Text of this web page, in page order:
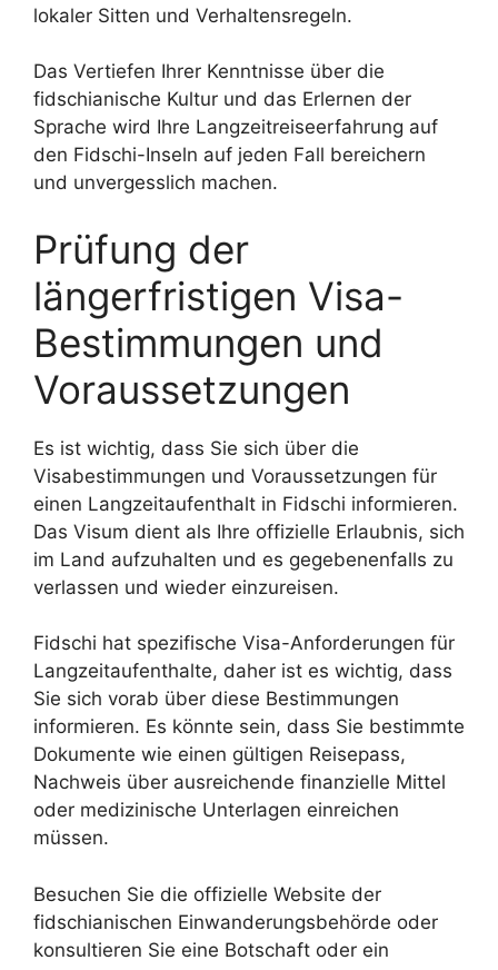
lokaler Sitten und Verhaltensregeln.
Das Vertiefen Ihrer Kenntnisse über die
fidschianische Kultur und das Erlernen der
Sprache wird Ihre Langzeitreiseerfahrung auf
den Fidschi-Inseln auf jeden Fall bereichern
und unvergesslich machen.
Prüfung der
längerfristigen Visa-
Bestimmungen und
Voraussetzungen
Es ist wichtig, dass Sie sich über die
Visabestimmungen und Voraussetzungen für
einen Langzeitaufenthalt in Fidschi informieren.
Das Visum dient als Ihre offizielle Erlaubnis, sich
im Land aufzuhalten und es gegebenenfalls zu
verlassen und wieder einzureisen.
Fidschi hat spezifische Visa-Anforderungen für
Langzeitaufenthalte, daher ist es wichtig, dass
Sie sich vorab über diese Bestimmungen
informieren. Es könnte sein, dass Sie bestimmte
Dokumente wie einen gültigen Reisepass,
Nachweis über ausreichende finanzielle Mittel
oder medizinische Unterlagen einreichen
müssen.
Besuchen Sie die offizielle Website der
fidschianischen Einwanderungsbehörde oder
konsultieren Sie eine Botschaft oder ein